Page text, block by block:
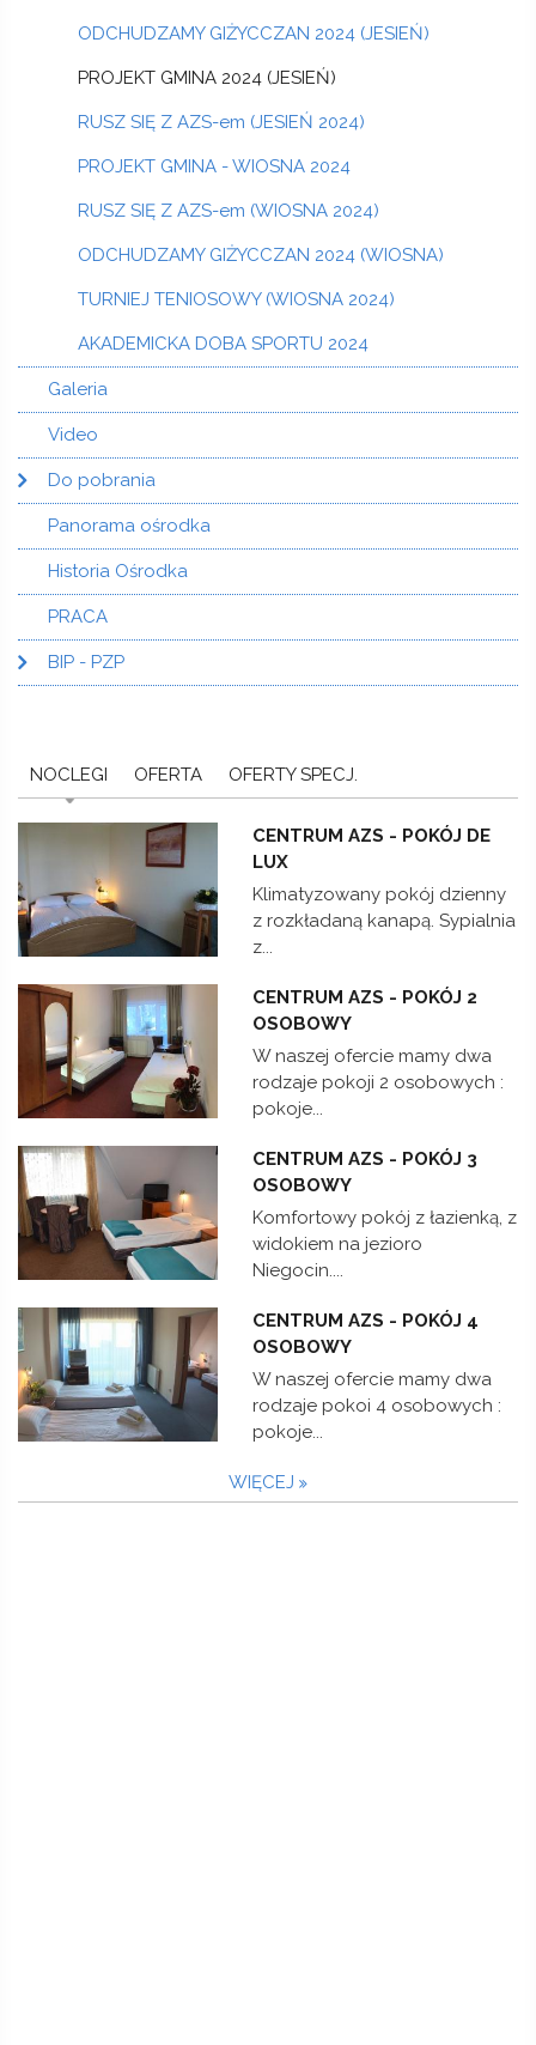
ODCHUDZAMY GIŻYCCZAN 2024 (JESIEŃ)
PROJEKT GMINA 2024 (JESIEŃ)
RUSZ SIĘ Z AZS-em (JESIEŃ 2024)
PROJEKT GMINA - WIOSNA 2024
RUSZ SIĘ Z AZS-em (WIOSNA 2024)
ODCHUDZAMY GIŻYCCZAN 2024 (WIOSNA)
TURNIEJ TENIOSOWY (WIOSNA 2024)
AKADEMICKA DOBA SPORTU 2024
Galeria
Video
Do pobrania
Panorama ośrodka
Historia Ośrodka
PRACA
BIP - PZP
NOCLEGI (AKTYWNA KARTA)
OFERTA OFERTY SPECJ.
CENTRUM AZS - POKÓJ DE
LUX
Klimatyzowany pokój dzienny
z rozkładaną kanapą. Sypialnia
z...
CENTRUM AZS - POKÓJ 2
OSOBOWY
W naszej ofercie mamy dwa
rodzaje pokoji 2 osobowych :
pokoje...
CENTRUM AZS - POKÓJ 3
OSOBOWY
Komfortowy pokój z łazienką, z
widokiem na jezioro
Niegocin....
CENTRUM AZS - POKÓJ 4
OSOBOWY
W naszej ofercie mamy dwa
rodzaje pokoi 4 osobowych :
pokoje...
WIĘCEJ